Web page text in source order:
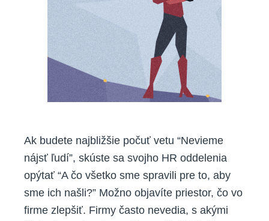
Ak budete najbližšie počuť vetu “Nevieme
nájsť ľudí”, skúste sa svojho HR oddelenia
opýtať “A čo všetko sme spravili pre to, aby
sme ich našli?” Možno objavíte priestor, čo vo
firme zlepšiť. Firmy často nevedia, s akými